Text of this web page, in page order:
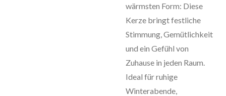
wärmsten Form: Diese
Kerze bringt festliche
Stimmung, Gemütlichkeit
und ein Gefühl von
Zuhause in jeden Raum.
Ideal für ruhige
Winterabende,